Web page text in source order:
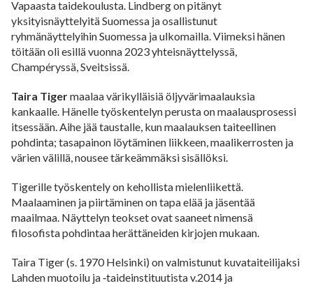
Vapaasta taidekoulusta. Lindberg on pitänyt
yksityisnäyttelyitä Suomessa ja osallistunut
ryhmänäyttelyihin Suomessa ja ulkomailla. Viimeksi hänen
töitään oli esillä vuonna 2023 yhteisnäyttelyssä,
Champéryssä, Sveitsissä.
Taira Tigermaalaa värikylläisiä öljyvärimaalauksia
kankaalle. Hänelle työskentelyn perusta on maalausprosessi
itsessään. Aihe jää taustalle, kun maalauksen taiteellinen
pohdinta; tasapainon löytäminen liikkeen, maalikerrosten ja
värien välillä, nousee tärkeämmäksi sisällöksi.
Tigerille työskentely on kehollista mielenliikettä.
Maalaaminen ja piirtäminen on tapa elää ja jäsentää
maailmaa. Näyttelyn teokset ovat saaneet nimensä
filosofista pohdintaa herättäneiden kirjojen mukaan.
Taira Tiger (s. 1970 Helsinki) on valmistunut kuvataiteilijaksi
Lahden muotoilu ja ‑taideinstituutista v.2014 ja